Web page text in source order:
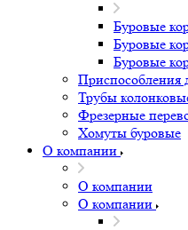
Буровые
Буровые
Буровые
Приспособления
Трубы
Фрезерные
Хомуты буровые
О компании
О компании
О компании